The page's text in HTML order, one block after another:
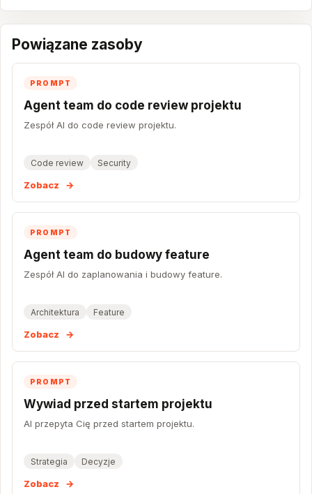
Powiązane zasoby
PROMPT
Agent team do code review projektu
Zespół AI do code review projektu.
Code review Security
Zobacz →
PROMPT
Agent team do budowy feature
Zespół AI do zaplanowania i budowy feature.
Architektura Feature
Zobacz →
PROMPT
Wywiad przed startem projektu
AI przepyta Cię przed startem projektu.
Strategia Decyzje
Zobacz →